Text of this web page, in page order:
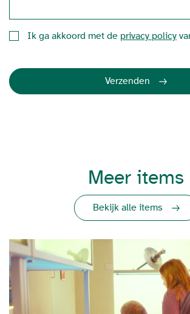
Ik ga akkoord met de privacy policy
Verzenden
Meer items
Bekijk alle items